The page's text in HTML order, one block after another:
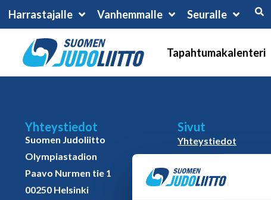
Harrastajalle Vanhemmalle Seuralle
Tapahtumakalenteri
Yhteystiedot
Suomen Judoliitto
Olympiastadion
Paavo Nurmen tie 1
00250 Helsinki
Sivut
Yhteystiedot
Judoliiton henkilöstö
Hallitus